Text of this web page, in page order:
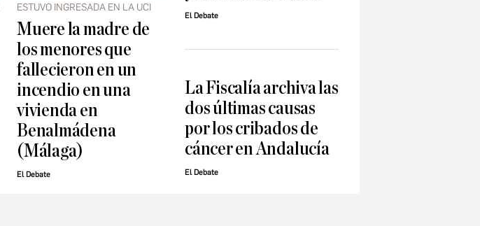
ESTUVO INGRESADA EN LA UCI
Muere la madre de
los menores que
fallecieron en un
incendio en una
vivienda en
Benalmádena
(Málaga)
El Debate
El Debate
La Fiscalía archiva las
dos últimas causas
por los cribados de
cáncer en Andalucía
El Debate